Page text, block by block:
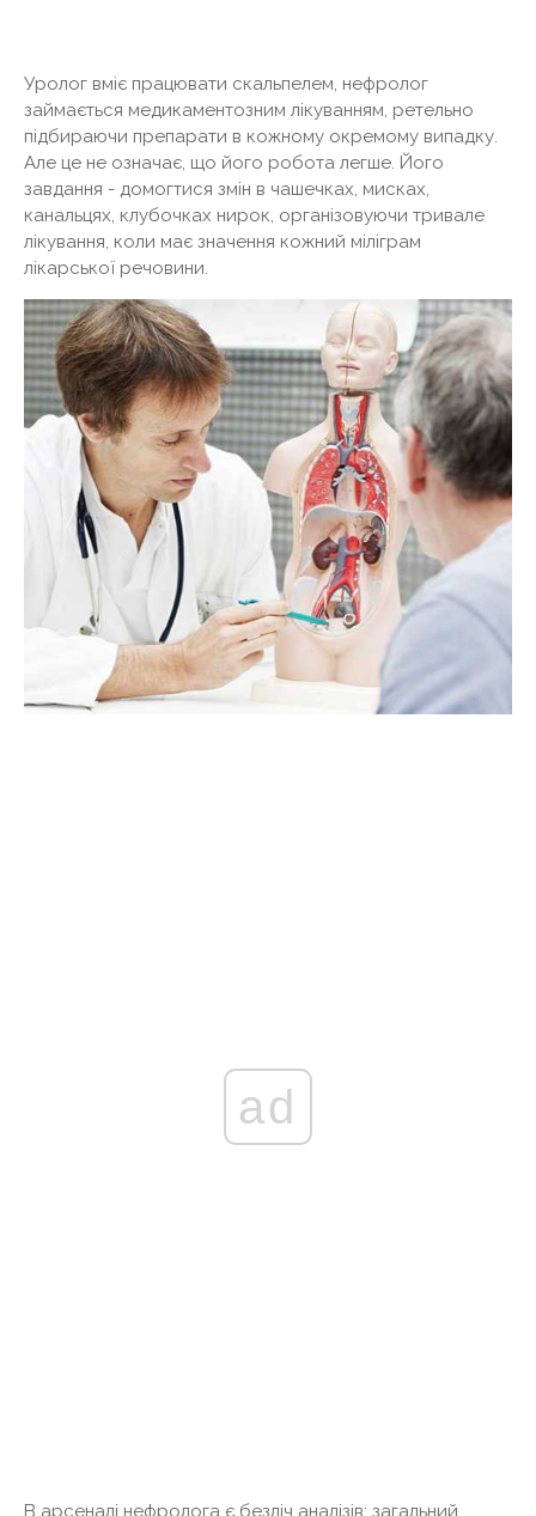
Уролог вміє працювати скальпелем, нефролог
займається медикаментозним лікуванням, ретельно
підбираючи препарати в кожному окремому випадку.
Але це не означає, що його робота легше. Його
завдання - домогтися змін в чашечках, мисках,
канальцях, клубочках нирок, організовуючи тривале
лікування, коли має значення кожний міліграм
лікарської речовини.
ad
В арсеналі нефролога є безліч аналізів: загальний